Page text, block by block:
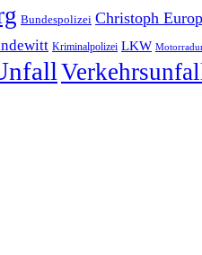
Bundespolizei Christoph
Kriminalpolizei LKW